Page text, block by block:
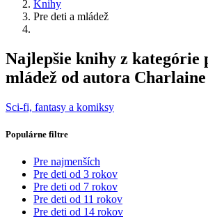
Knihy
Pre deti a mládež
Najlepšie knihy z kategórie
mládež od autora
Sci-fi, fantasy a komiksy
Populárne filtre
Pre najmenších
Pre deti od 3 rokov
Pre deti od 7 rokov
Pre deti od 11 rokov
Pre deti od 14 rokov